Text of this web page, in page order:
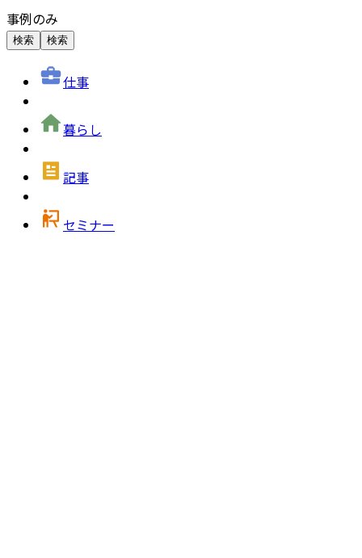
事例のみ
検索 検索
仕事
暮らし
記事
セミナー